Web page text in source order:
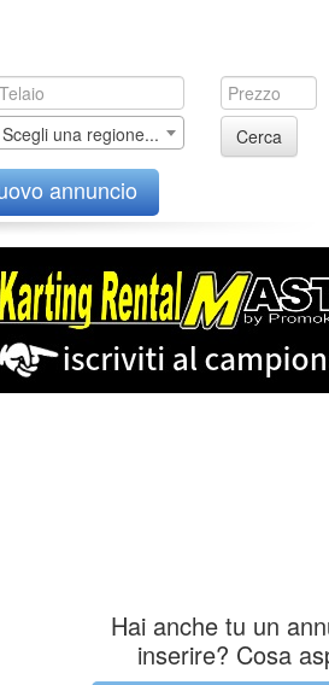
Scegli una regione... Cerca
annuncio
Hai anche tu un
inserire? Cosa